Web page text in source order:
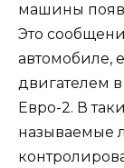
машины
Это
автомобиле,
двигателем
Евро-2. В
называемые